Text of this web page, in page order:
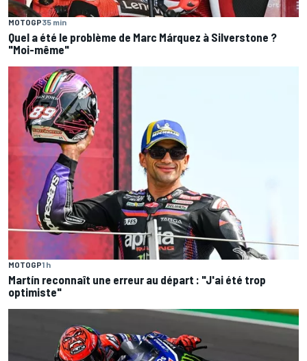
MOTOGP35 min
Quel a été le problème de Marc Márquez à Silverstone ?
"Moi-même"
MOTOGP1 h
Martín reconnaît une erreur au départ : "J'ai été trop
optimiste"